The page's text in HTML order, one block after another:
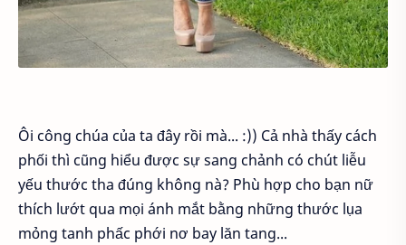
Ôi công chúa của ta đây rồi mà... :)) Cả nhà thấy cách
phối thì cũng hiểu được sự sang chảnh có chút liễu
yếu thước tha đúng không nà? Phù hợp cho bạn nữ
thích lướt qua mọi ánh mắt bằng những thước lụa
mỏng tanh phấc phới nơ bay lăn tang...